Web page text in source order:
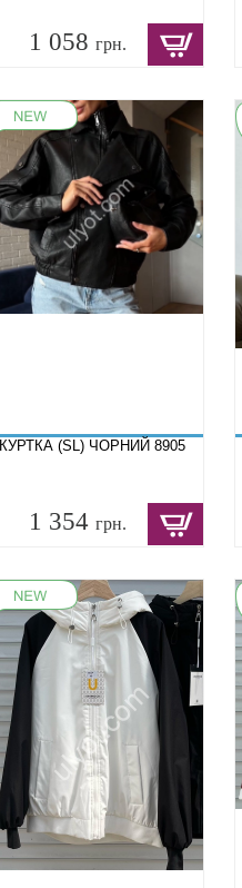
1 058грн.
КУРТКА (SL) ЧОРНИЙ 8905
1 354грн.